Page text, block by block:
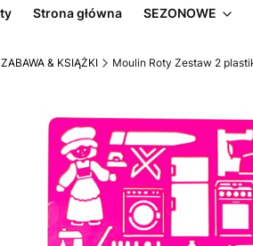
Strona główna SEZONOWE
ZABAWA & KSIĄŻKI Moulin Roty Zestaw 2